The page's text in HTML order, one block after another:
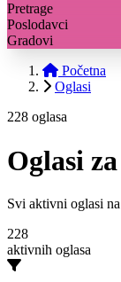
Pretrage
Poslodavci
Gradovi
Početna
Oglasi
228 oglasa
Oglasi
Svi aktivni oglasi
228
aktivnih oglasa